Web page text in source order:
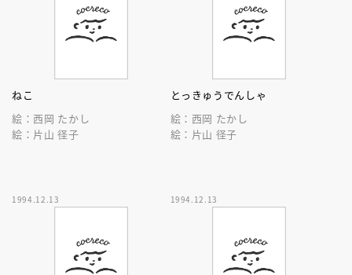
ねこ
絵：西岡 たかし
絵：片山 径子
1994.12.13
とっきゅうでんしゃ
絵：西岡 たかし
絵：片山 径子
1994.12.13